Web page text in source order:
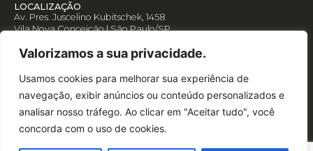
Valorizamos a sua privacidade.
Usamos cookies para melhorar sua experiência de
navegação, exibir anúncios ou conteúdo personalizados e
analisar nosso tráfego. Ao clicar em "Aceitar tudo", você
concorda com o uso de cookies.
LOCALIZAÇÃO
Av. Pres. Juscelino Kubitschek, 1458
Vila Nova Conceição | São Paulo/SP
Como chegar
Rotas
(+55) 11 3078 3055